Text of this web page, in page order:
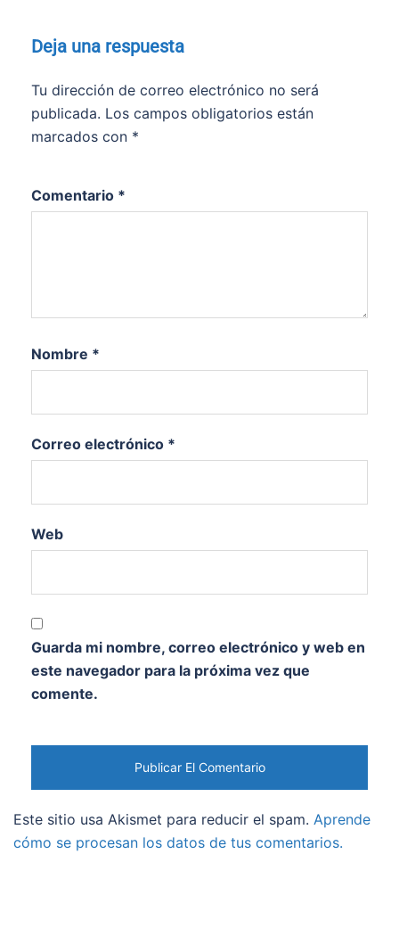
Deja una respuesta
Tu dirección de correo electrónico no será
publicada. Los campos obligatorios están
marcados con *
Comentario *
Nombre *
Correo electrónico *
Web
Guarda mi nombre, correo electrónico y web en
este navegador para la próxima vez que
comente.
Este sitio usa Akismet para reducir el spam. Aprende
cómo se procesan los datos de tus comentarios.